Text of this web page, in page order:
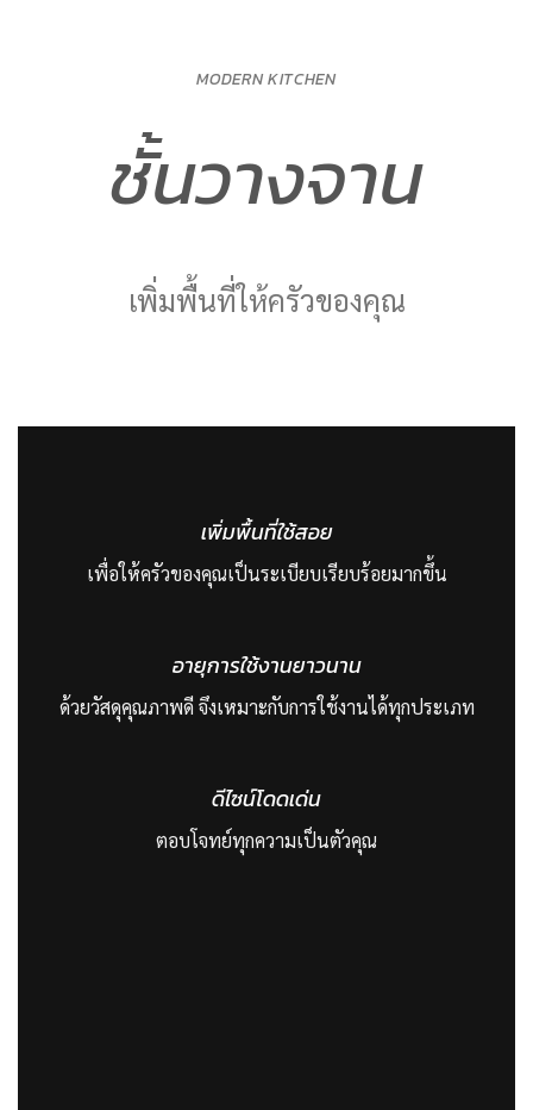
MODERN KITCHEN
ชั้นวางจาน
เพิ่มพื้นที่ให้ครัวของคุณ
เพิ่มพื้นที่ใช้สอย
เพื่อให้ครัวของคุณเป็นระเบียบเรียบร้อยมากขึ้น
อายุการใช้งานยาวนาน
ด้วยวัสดุคุณภาพดี จึงเหมาะกับการใช้งานได้ทุกประเภท
ดีไซน์โดดเด่น
ตอบโจทย์ทุกความเป็นตัวคุณ